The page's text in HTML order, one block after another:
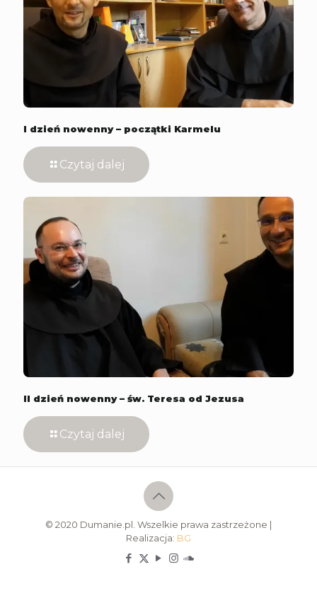
I dzień nowenny – początki Karmelu
Czytaj dalej
II dzień nowenny – św. Teresa od Jezusa
Czytaj dalej
© 2020 Dumanie.pl. Wszelkie prawa zastrzeżone |
Realizacja: BG